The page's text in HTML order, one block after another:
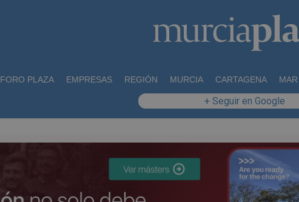
FORO PLAZA EMPRESAS REGIÓN MURCIA CARTAGENA
+ Seguir en Google